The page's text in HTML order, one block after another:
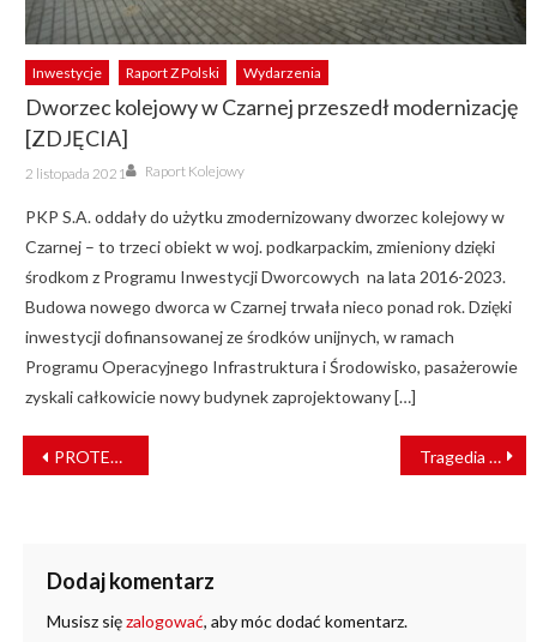
Inwestycje Raport Z Polski Wydarzenia
Dworzec kolejowy w Czarnej przeszedł modernizację
[ZDJĘCIA]
Posted
on
2 listopada 2021 Author
Raport Kolejowy
PKP S.A. oddały do użytku zmodernizowany dworzec kolejowy w
Czarnej – to trzeci obiekt w woj. podkarpackim, zmieniony dzięki
środkom z Programu Inwestycji Dworcowych na lata 2016-2023.
Budowa nowego dworca w Czarnej trwała nieco ponad rok. Dzięki
inwestycji dofinansowanej ze środków unijnych, w ramach
Programu Operacyjnego Infrastruktura i Środowisko, pasażerowie
zyskali całkowicie nowy budynek zaprojektowany […]
NAWIGACJA
WPISU
PROTEKTEL z prestiżową nagrodą targów ENERGETAB 2022 Tragedia na torach w Pałecznicy
Dodaj komentarz
Musisz sięzalogować, aby móc dodać komentarz.